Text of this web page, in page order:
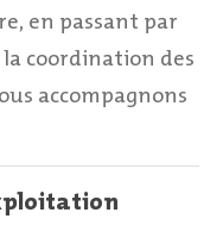
en passant par
coordination des
accompagnons